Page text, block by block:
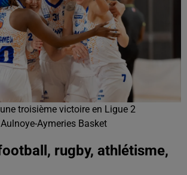
troisième victoire en Ligue 2
Aymeries Basket
rugby, athlétisme,